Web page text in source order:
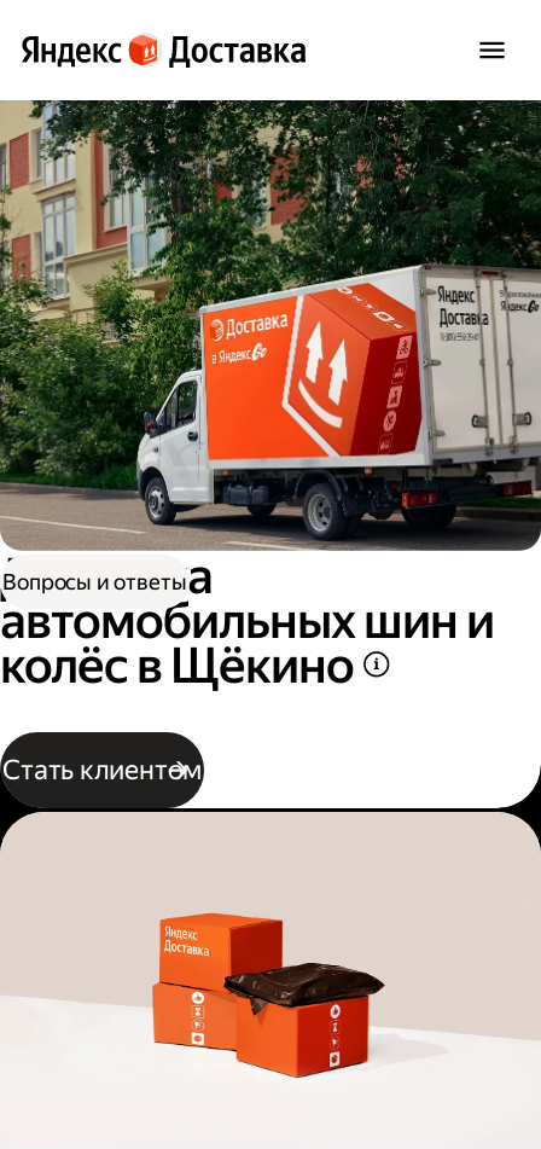
Доставка
автомобильных шин и
колёс в Щёкино
Стать клиентом
Вопросы и ответы